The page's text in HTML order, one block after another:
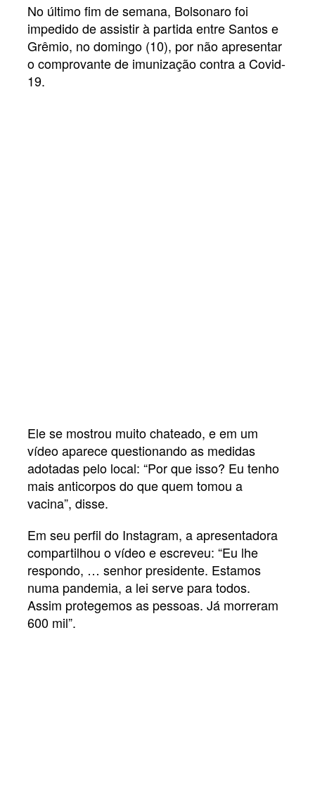
No último fim de semana, Bolsonaro foi
impedido de assistir à partida entre Santos e
Grêmio, no domingo (10), por não apresentar
o comprovante de imunização contra a Covid-
19.
Ele se mostrou muito chateado, e em um
vídeo aparece questionando as medidas
adotadas pelo local: “Por que isso? Eu tenho
mais anticorpos do que quem tomou a
vacina”, disse.
Em seu perfil do Instagram, a apresentadora
compartilhou o vídeo e escreveu: “Eu lhe
respondo, … senhor presidente. Estamos
numa pandemia, a lei serve para todos.
Assim protegemos as pessoas. Já morreram
600 mil”.